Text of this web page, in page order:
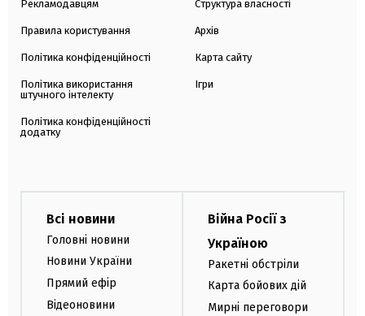
Рекламодавцям
Правила користування
Політика конфіденційності
Політика використання
штучного інтелекту
Політика конфіденційності
додатку
Структура власності
Архів
Карта сайту
Ігри
Всі новини
Головні новини
Новини України
Прямий ефір
Відеоновини
Війна Росії з
Україною
Ракетні обстріли
Карта бойових дій
Мирні переговори